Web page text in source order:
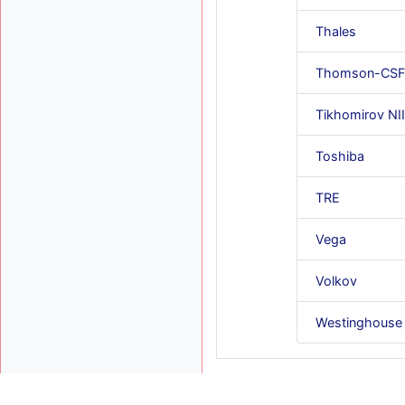
Thales
Thomson-CSF
Tikhomirov
Toshiba
TRE
Vega
Volkov
Westinghouse